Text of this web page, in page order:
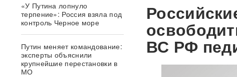
«У Путина лопнуло
терпение»: Россия взяла под
контроль Черное море
Путин меняет командование:
эксперты объяснили
крупнейшие перестановки в
МО
ВС РФ